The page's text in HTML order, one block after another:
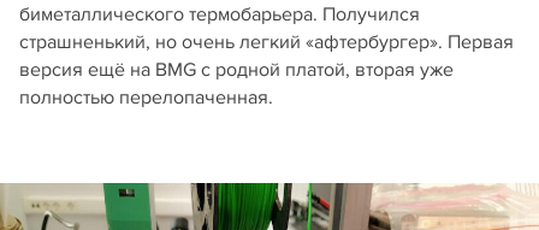
биметаллического термобарьера. Получился
страшненький, но очень легкий «афтербургер». Первая
версия ещё на BMG с родной платой, вторая уже
полностью перелопаченная.